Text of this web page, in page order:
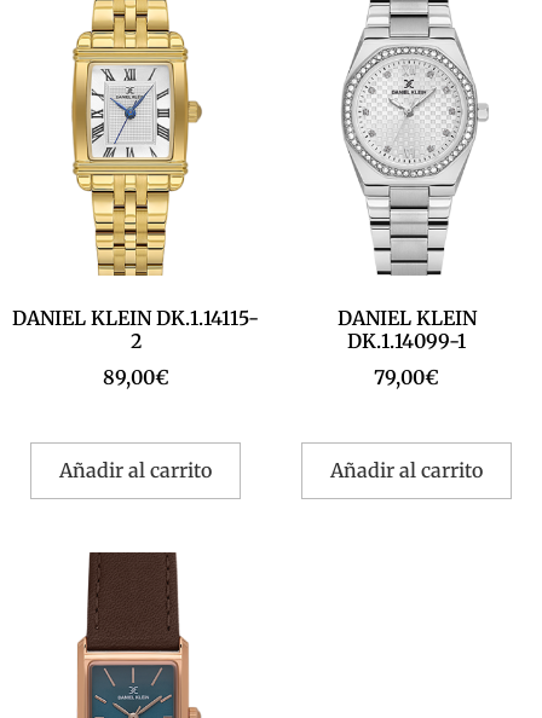
DANIEL KLEIN DK.1.14115-
2
89,00€
Añadir al carrito
DANIEL KLEIN
DK.1.14099-1
79,00€
Añadir al carrito